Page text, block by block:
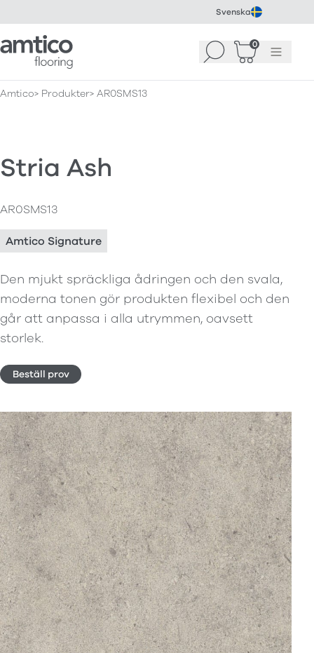
Svenska
Amtico Flooring Sök 0
Korg 0)Meny
Amtico Produkter AR0SMS13
Stria Ash
AR0SMS13
Amtico Signature
Den mjukt spräckliga ådringen och den svala,
moderna tonen gör produkten flexibel och den
går att anpassa i alla utrymmen, oavsett
storlek.
Beställ prov